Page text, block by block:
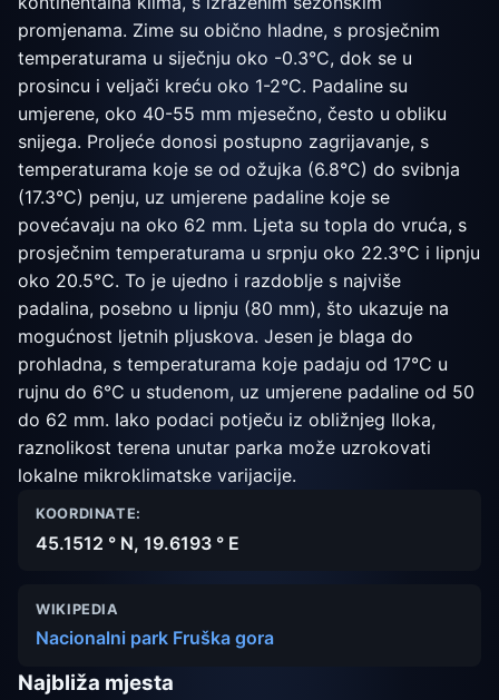
promjenama. Zime su obično hladne, s prosječnim
temperaturama u siječnju oko -0.3°C, dok se u
prosincu i veljači kreću oko 1-2°C. Padaline su
umjerene, oko 40-55 mm mjesečno, često u obliku
snijega. Proljeće donosi postupno zagrijavanje, s
temperaturama koje se od ožujka (6.8°C) do svibnja
(17.3°C) penju, uz umjerene padaline koje se
povećavaju na oko 62 mm. Ljeta su topla do vruća, s
prosječnim temperaturama u srpnju oko 22.3°C i lipnju
oko 20.5°C. To je ujedno i razdoblje s najviše
padalina, posebno u lipnju (80 mm), što ukazuje na
mogućnost ljetnih pljuskova. Jesen je blaga do
prohladna, s temperaturama koje padaju od 17°C u
rujnu do 6°C u studenom, uz umjerene padaline od 50
do 62 mm. Iako podaci potječu iz obližnjeg Iloka,
raznolikost terena unutar parka može uzrokovati
lokalne mikroklimatske varijacije.
KOORDINATE:
45.1512 ° N, 19.6193 ° E
WIKIPEDIA
Nacionalni park Fruška gora
Najbliža mjesta